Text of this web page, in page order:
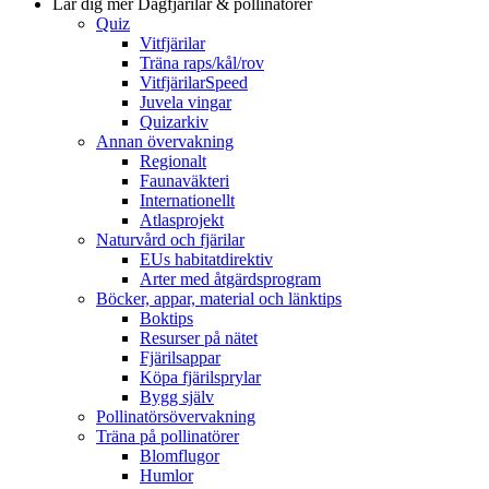
Quiz
Vitfjärilar
Träna raps/kål/rov
VitfjärilarSpeed
Juvela vingar
Quizarkiv
Annan övervakning
Regionalt
Faunaväkteri
Internationellt
Atlasprojekt
Naturvård och fjärilar
EUs habitatdirektiv
Arter med åtgärdsprogram
Böcker, appar, material och länktips
Boktips
Resurser på nätet
Fjärilsappar
Köpa fjärilsprylar
Bygg själv
Pollinatörsövervakning
Träna på pollinatörer
Blomflugor
Humlor